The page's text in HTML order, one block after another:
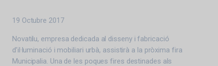
19 Octubre 2017
Novatilu, empresa dedicada al disseny i fabricació
d’il·luminació i mobiliari urbà, assistirà a la pròxima fira
Municipalia. Una de les poques fires destinades als